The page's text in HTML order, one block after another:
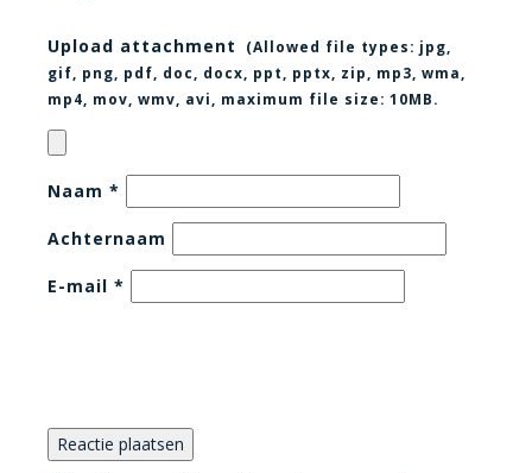
Upload attachment (Allowed file types: jpg,
gif, png, pdf, doc, docx, ppt, pptx, zip, mp3, wma,
mp4, mov, wmv, avi
, maximum file size: 10MB.
Naam *
Achternaam
E-mail *